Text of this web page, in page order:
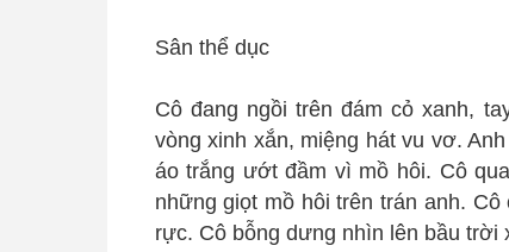
Sân thể dục
Cô đang ngồi trên đám cỏ xanh,
vòng xinh xắn, miệng hát vu vơ.
áo trắng ướt đầm vì mồ hôi. Cô
những giọt mồ hôi trên trán anh.
rực. Cô bỗng dưng nhìn lên bầu trời